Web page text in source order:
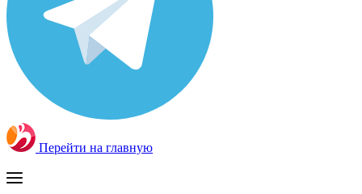
Перейти на главную